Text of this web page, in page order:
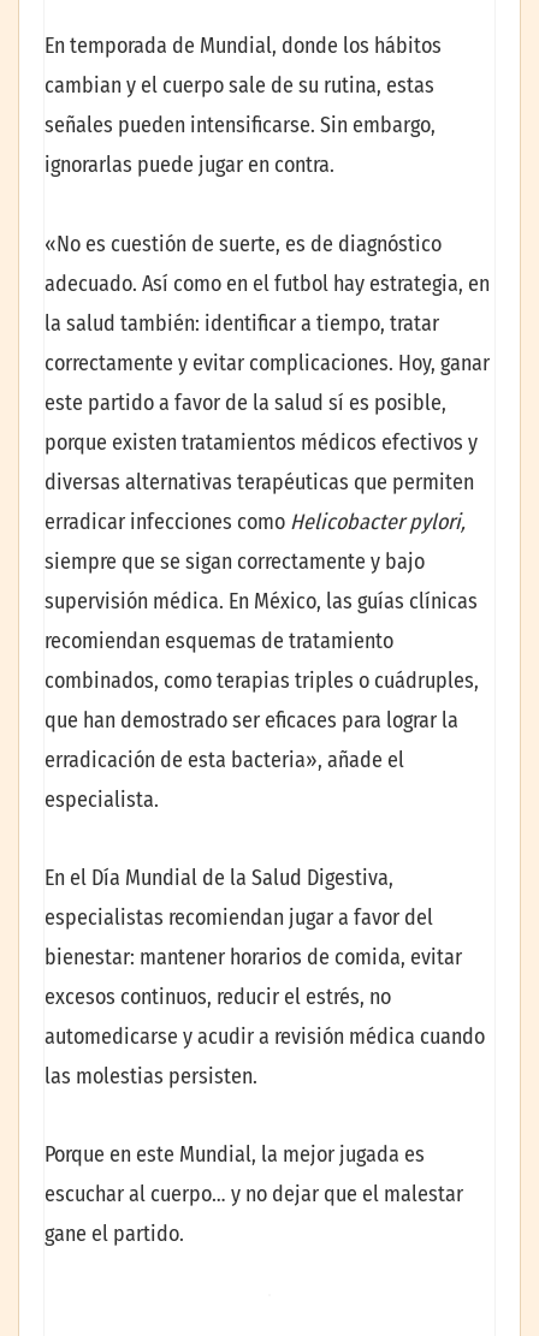
En temporada de Mundial, donde los hábitos
cambian y el cuerpo sale de su rutina, estas
señales pueden intensificarse. Sin embargo,
ignorarlas puede jugar en contra.
«No es cuestión de suerte, es de diagnóstico
adecuado. Así como en el futbol hay estrategia, en
la salud también: identificar a tiempo, tratar
correctamente y evitar complicaciones. Hoy, ganar
este partido a favor de la salud sí es posible,
porque existen tratamientos médicos efectivos y
diversas alternativas terapéuticas que permiten
erradicar infecciones como Helicobacter pylori,
siempre que se sigan correctamente y bajo
supervisión médica. En México, las guías clínicas
recomiendan esquemas de tratamiento
combinados, como terapias triples o cuádruples,
que han demostrado ser eficaces para lograr la
erradicación de esta bacteria», añade el
especialista.
En el Día Mundial de la Salud Digestiva,
especialistas recomiendan jugar a favor del
bienestar: mantener horarios de comida, evitar
excesos continuos, reducir el estrés, no
automedicarse y acudir a revisión médica cuando
las molestias persisten.
Porque en este Mundial, la mejor jugada es
escuchar al cuerpo… y no dejar que el malestar
gane el partido.